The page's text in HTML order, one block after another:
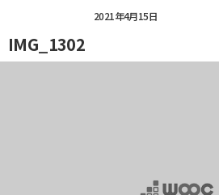
2021年4月15日
IMG_1302